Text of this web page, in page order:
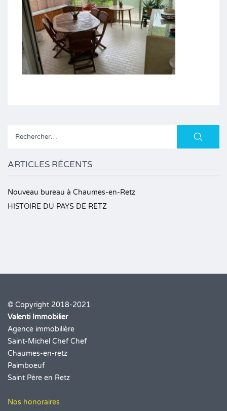
Rechercher :
ARTICLES RÉCENTS
Nouveau bureau à Chaumes-en-Retz
HISTOIRE DU PAYS DE RETZ
© Copyright 2018-2021
Valenti Immobilier
Agence immobilière
Saint-Michel Chef Chef
Chaumes-en-retz
Paimboeuf
Saint Père en Retz
Nos honoraires